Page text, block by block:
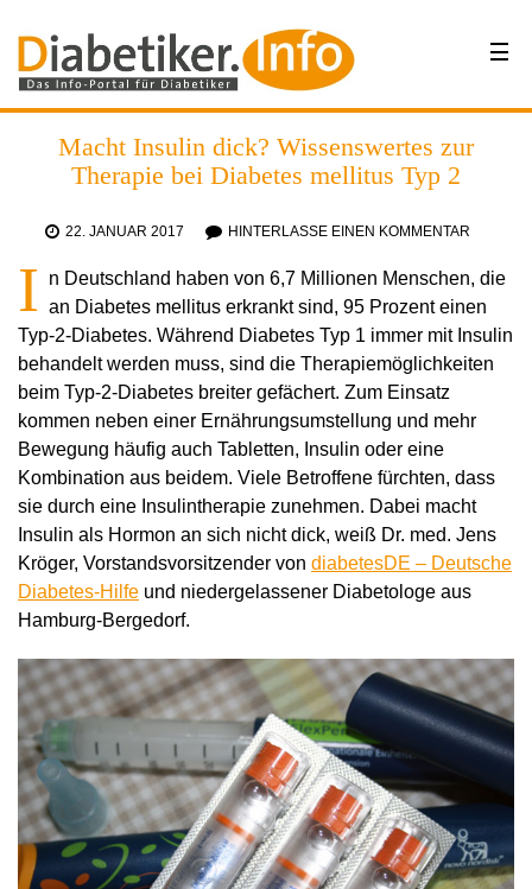
Macht Insulin dick? Wissenswertes zur
Therapie bei Diabetes mellitus Typ 2
22. JANUAR 2017 HINTERLASSE EINEN KOMMENTAR
I
n Deutschland haben von 6,7 Millionen Menschen, die
an Diabetes mellitus erkrankt sind, 95 Prozent einen
Typ-2-Diabetes. Während Diabetes Typ 1 immer mit Insulin
behandelt werden muss, sind die Therapiemöglichkeiten
beim Typ-2-Diabetes breiter gefächert. Zum Einsatz
kommen neben einer Ernährungsumstellung und mehr
Bewegung häufig auch Tabletten, Insulin oder eine
Kombination aus beidem. Viele Betroffene fürchten, dass
sie durch eine Insulintherapie zunehmen. Dabei macht
Insulin als Hormon an sich nicht dick, weiß Dr. med. Jens
Kröger, Vorstandsvorsitzender von diabetesDE – Deutsche
Diabetes-Hilfe und niedergelassener Diabetologe aus
Hamburg-Bergedorf.